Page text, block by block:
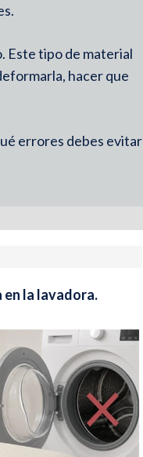
Este tipo de material
hacer que
errores debes evitar
en la lavadora.